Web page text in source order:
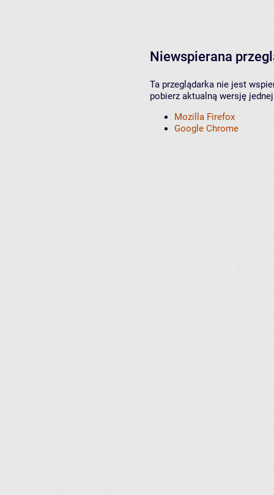
Niewspierana
Ta przeglądarka nie jest
pobierz aktualną wersję
Mozilla Firefox
Google Chrome